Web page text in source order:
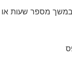
מספר שעות או